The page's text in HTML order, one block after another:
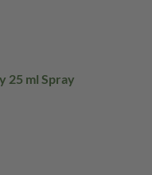
25 ml Spray